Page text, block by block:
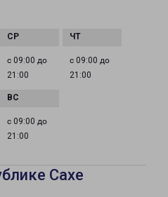
с 09:00 до
21:00
с 09:00 до
21:00
с 09:00 до
21:00
Сахе